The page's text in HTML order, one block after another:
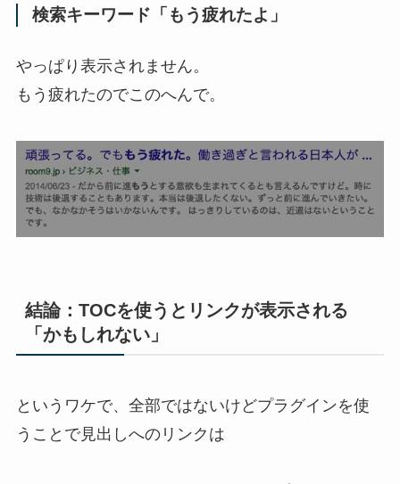
検索キーワード「もう疲れたよ」
やっぱり表示されません。
もう疲れたのでこのへんで。
結論：TOCを使うとリンクが表示される
「かもしれない」
というワケで、全部ではないけどプラグインを使
うことで見出しへのリンクは